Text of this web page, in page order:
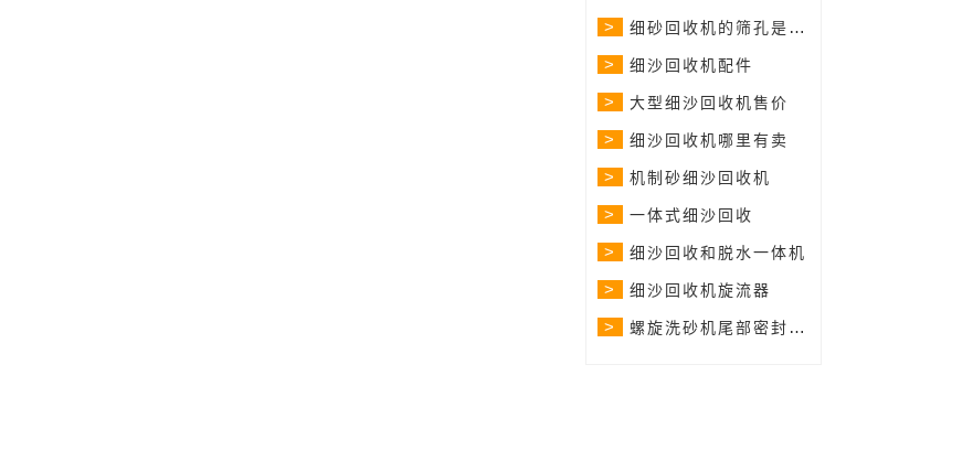
> 细砂回收机的筛孔是多少
> 细沙回收机配件
> 大型细沙回收机售价
> 细沙回收机哪里有卖
> 机制砂细沙回收机
> 一体式细沙回收
> 细沙回收和脱水一体机
> 细沙回收机旋流器
> 螺旋洗砂机尾部密封原理